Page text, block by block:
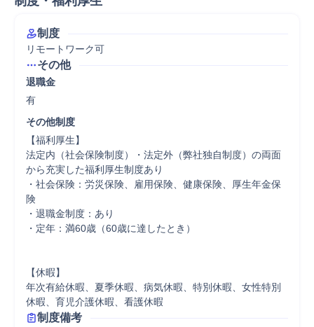
制度
リモートワーク可
その他
退職金
有
その他制度
【福利厚生】
法定内（社会保険制度）・法定外（弊社独自制度）の両面
から充実した福利厚生制度あり
・社会保険：労災保険、雇用保険、健康保険、厚生年金保
険
・退職金制度：あり
・定年：満60歳（60歳に達したとき）
【休暇】
年次有給休暇、夏季休暇、病気休暇、特別休暇、女性特別
休暇、育児介護休暇、看護休暇
制度備考